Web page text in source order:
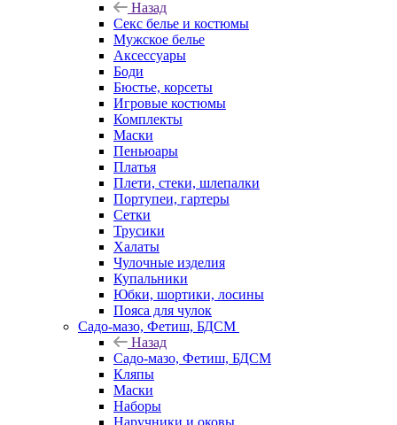
Назад
Секс белье и костюмы
Мужское белье
Аксессуары
Боди
Бюстье, корсеты
Игровые костюмы
Комплекты
Маски
Пеньюары
Платья
Плети, стеки, шлепалки
Портупеи, гартеры
Сетки
Трусики
Халаты
Чулочные изделия
Купальники
Юбки, шортики, лосины
Пояса для чулок
Садо-мазо, Фетиш, БДСМ
Назад
Садо-мазо, Фетиш, БДСМ
Кляпы
Маски
Наборы
Наручники и оковы